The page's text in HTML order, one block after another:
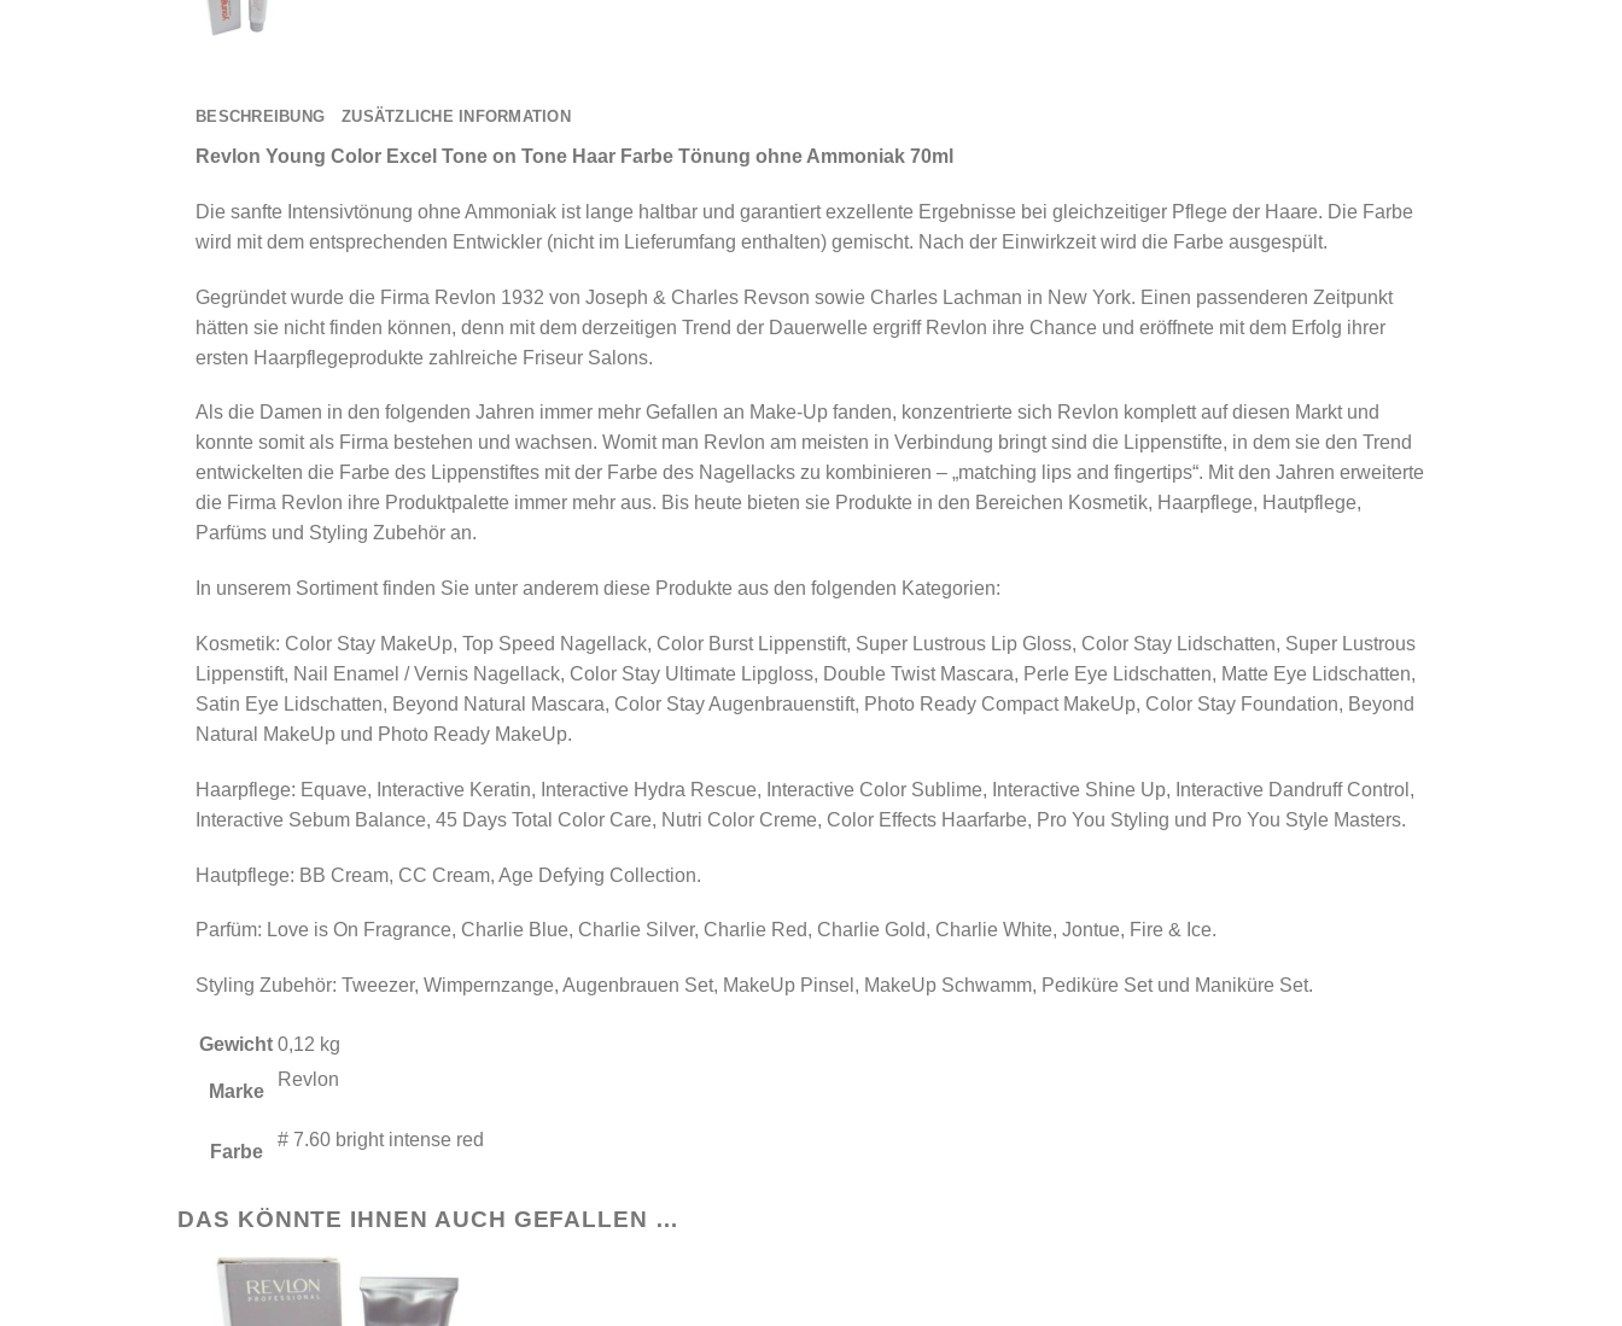
BESCHREIBUNG ZUSÄTZLICHE INFORMATION
Revlon Young Color Excel Tone on Tone Haar Farbe Tönung ohne Ammoniak 70ml
Die sanfte Intensivtönung ohne Ammoniak ist lange haltbar und garantiert exzellente Ergebnisse bei gleichzeitiger Pflege der Haare. Die Farbe
wird mit dem entsprechenden Entwickler (nicht im Lieferumfang enthalten) gemischt. Nach der Einwirkzeit wird die Farbe ausgespült.
Gegründet wurde die Firma Revlon 1932 von Joseph & Charles Revson sowie Charles Lachman in New York. Einen passenderen Zeitpunkt
hätten sie nicht finden können, denn mit dem derzeitigen Trend der Dauerwelle ergriff Revlon ihre Chance und eröffnete mit dem Erfolg ihrer
ersten Haarpflegeprodukte zahlreiche Friseur Salons.
Als die Damen in den folgenden Jahren immer mehr Gefallen an Make-Up fanden, konzentrierte sich Revlon komplett auf diesen Markt und
konnte somit als Firma bestehen und wachsen. Womit man Revlon am meisten in Verbindung bringt sind die Lippenstifte, in dem sie den Trend
entwickelten die Farbe des Lippenstiftes mit der Farbe des Nagellacks zu kombinieren – „matching lips and fingertips“. Mit den Jahren erweiterte
die Firma Revlon ihre Produktpalette immer mehr aus. Bis heute bieten sie Produkte in den Bereichen Kosmetik, Haarpflege, Hautpflege,
Parfüms und Styling Zubehör an.
In unserem Sortiment finden Sie unter anderem diese Produkte aus den folgenden Kategorien:
Kosmetik: Color Stay MakeUp, Top Speed Nagellack, Color Burst Lippenstift, Super Lustrous Lip Gloss, Color Stay Lidschatten, Super Lustrous
Lippenstift, Nail Enamel / Vernis Nagellack, Color Stay Ultimate Lipgloss, Double Twist Mascara, Perle Eye Lidschatten, Matte Eye Lidschatten,
Satin Eye Lidschatten, Beyond Natural Mascara, Color Stay Augenbrauenstift, Photo Ready Compact MakeUp, Color Stay Foundation, Beyond
Natural MakeUp und Photo Ready MakeUp.
Haarpflege: Equave, Interactive Keratin, Interactive Hydra Rescue, Interactive Color Sublime, Interactive Shine Up, Interactive Dandruff Control,
Interactive Sebum Balance, 45 Days Total Color Care, Nutri Color Creme, Color Effects Haarfarbe, Pro You Styling und Pro You Style Masters.
Hautpflege: BB Cream, CC Cream, Age Defying Collection.
Parfüm: Love is On Fragrance, Charlie Blue, Charlie Silver, Charlie Red, Charlie Gold, Charlie White, Jontue, Fire & Ice.
Styling Zubehör: Tweezer, Wimpernzange, Augenbrauen Set, MakeUp Pinsel, MakeUp Schwamm, Pediküre Set und Maniküre Set.
Gewicht 0,12 kg
Marke
Revlon
Farbe
# 7.60 bright intense red
DAS KÖNNTE IHNEN AUCH GEFALLEN …